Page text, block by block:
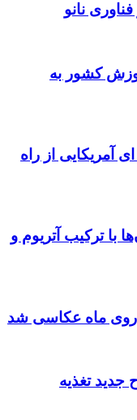
نانو
کشور به
آمریکایی از راه
ترکیب آتریوم و
ماه عکاسی شد
تغذیه